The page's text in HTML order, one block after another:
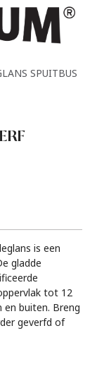
SPUITBUS
is een
gladde
tot 12
en buiten. Breng
geverfd of